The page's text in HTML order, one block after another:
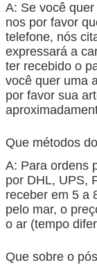
A: Se você
nos por favor
telefone, nós
expressará a
ter recebido o
você quer uma
por favor sua
Que métodos
A: Para ordens
por DHL, UPS,
receber em 5 a
pelo mar, o
o ar (tempo
Que sobre o